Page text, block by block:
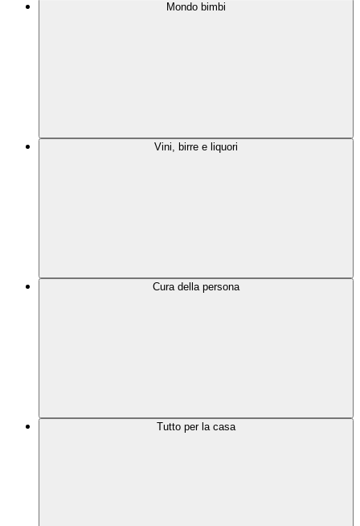
Mondo bimbi
Vini, birre e liquori
Cura della persona
Tutto per la casa